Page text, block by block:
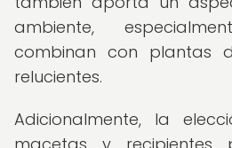
ambiente,
combinan con plantas
relucientes.
Adicionalmente, la